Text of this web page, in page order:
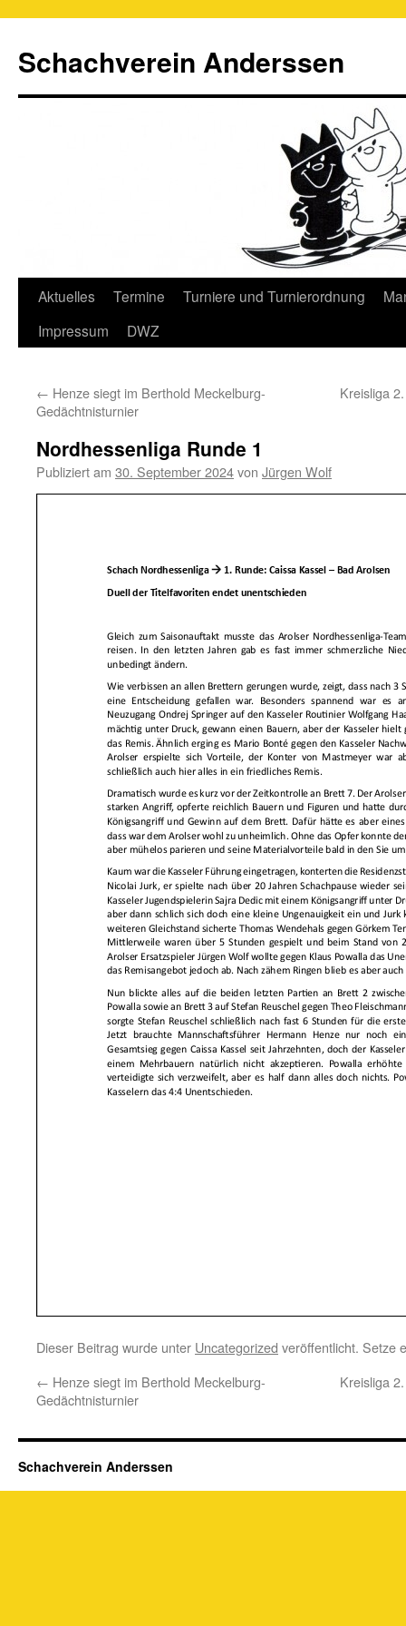
Schachverein Anderssen
Springe
zum
Aktuelles Termine Turniere und Turnierordnung
Impressum
DWZ
← Henze siegt im Berthold Meckelburg-
Gedächtnisturnier
Kreisliga
Nordhessenliga Runde 1
Publiziert am 30. September 2024von Jürgen Wolf
Dieser Beitrag wurde unter Uncategorized veröffentlicht. Setze
← Henze siegt im Berthold Meckelburg-
Gedächtnisturnier
Kreisliga
Schachverein Anderssen